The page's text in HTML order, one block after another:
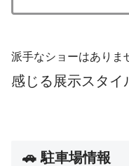
派手なショーはありま
感じる展示スタイ
🚗 駐車場情報